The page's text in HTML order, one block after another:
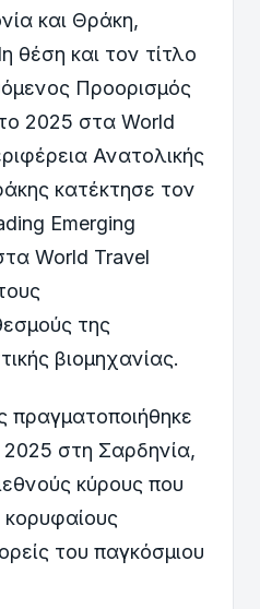
και Θράκη,
θέση και τον τίτλο
Προορισμός
2025 στα World
Ανατολικής
κατέκτησε τον
Emerging
World Travel
της
βιομηχανίας.
πραγματοποιήθηκε
στη Σαρδηνία,
κύρους που
του παγκόσμιου